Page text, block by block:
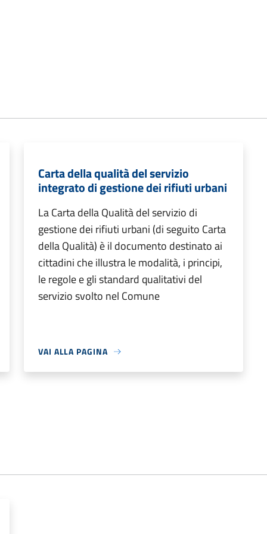
Carta della qualità del servizio
integrato di gestione dei rifiuti urbani
La Carta della Qualità del servizio di
gestione dei rifiuti urbani (di seguito Carta
della Qualità) è il documento destinato ai
cittadini che illustra le modalità, i principi,
le regole e gli standard qualitativi del
servizio svolto nel Comune
VAI ALLA PAGINA